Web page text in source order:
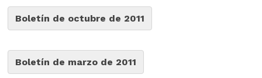
Boletín de octubre de 2011
Boletín de marzo de 2011